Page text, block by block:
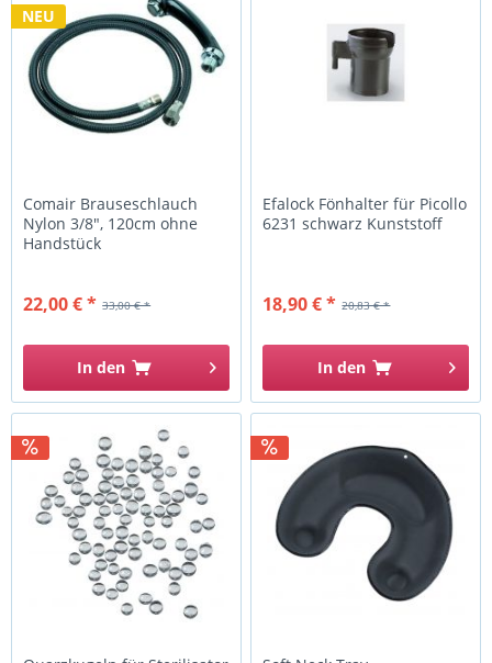
NEU
Comair Brauseschlauch
Nylon 3/8", 120cm ohne
Handstück
33,00 € *
22,00 € *
In den
Efalock Fönhalter für Picollo
6231 schwarz Kunststoff
20,83 € *
18,90 € *
In den